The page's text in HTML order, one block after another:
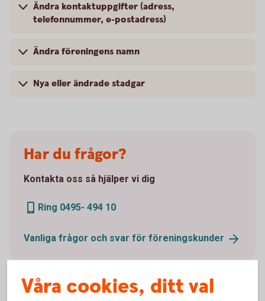
Ändra kontaktuppgifter (adress,
telefonnummer, e-postadress)
Ändra föreningens namn
Nya eller ändrade stadgar
Har du frågor?
Kontakta oss så hjälper vi dig
Ring 0495- 494 10
Vanliga frågor och svar för föreningskunder
Våra cookies, ditt val